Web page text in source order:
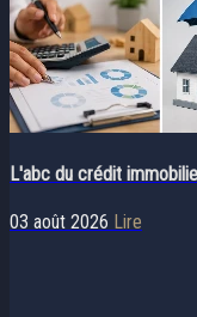
L'abc du crédit
03 août 2026 Lire